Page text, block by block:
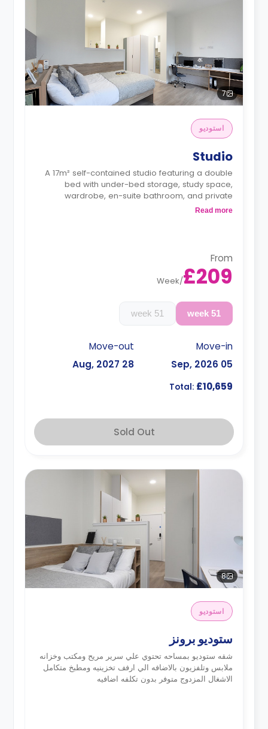
7
استوديو
Studio
A 17m² self-contained studio featuring a double
bed with under-bed storage, study space,
wardrobe, en-suite bathroom, and private
kitchen with living area.
Dual occupancy is available for £50 per week
extra charge.
Read more
From
£209
/
Week
51 week
51 week
Move-in
05 Sep, 2026
Move-out
28 Aug, 2027
Total: £10,659
Sold Out
8
استوديو
ستوديو برونز
شقه ستوديو بمساحه تحتوي علي سرير مريح ومكتب وخزانه
ملابس وتلفزيون بالاضافه الي ارفف تخزينيه ومطبخ متكامل
الاشغال المزدوج متوفر بدون تكلفه اضافيه